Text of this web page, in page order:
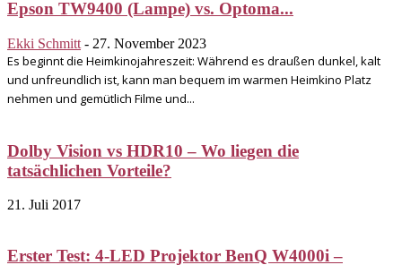
Epson TW9400 (Lampe) vs. Optoma...
Ekki Schmitt - 27. November 2023
Es beginnt die Heimkinojahreszeit: Während es draußen dunkel, kalt
und unfreundlich ist, kann man bequem im warmen Heimkino Platz
nehmen und gemütlich Filme und...
Dolby Vision vs HDR10 – Wo liegen die
tatsächlichen Vorteile?
21. Juli 2017
Erster Test: 4-LED Projektor BenQ W4000i –